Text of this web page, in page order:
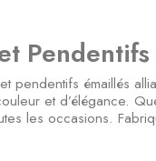
pendentifs émaillés
et d’élégance.
les occasions.